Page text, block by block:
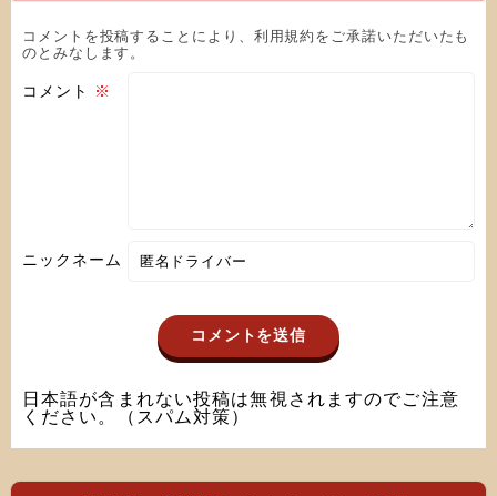
コメントを投稿することにより、利用規約をご承諾いただいたも
のとみなします。
コメント ※
ニックネーム
日本語が含まれない投稿は無視されますのでご注意
ください。（スパム対策）